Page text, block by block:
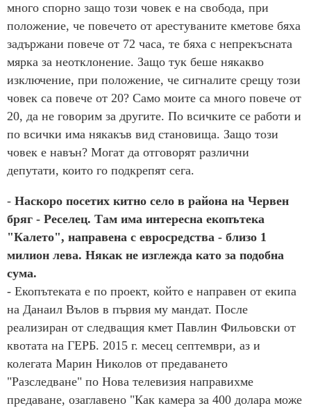
много спорно защо този човек е на свобода, при
положение, че повечето от арестуваните кметове бяха
задържани повече от 72 часа, те бяха с непрекъсната
мярка за неотклонение. Защо тук беше някакво
изключение, при положение, че сигналите срещу този
човек са повече от 20? Само моите са много повече от
20, да не говорим за другите. По всичките се работи и
по всички има някакъв вид становища. Защо този
човек е навън? Могат да отговорят различни
депутати, които го подкрепят сега.
- Наскоро посетих китно село в района на Червен
бряг - Реселец. Там има интересна екопътека
"Калето", направена с евросредства - близо 1
милион лева. Някак не изглежда като за подобна
сума.
- Екопътеката е по проект, който е направен от екипа
на Данаил Вълов в първия му мандат. После
реализиран от следващия кмет Павлин Фильовски от
квотата на ГЕРБ. 2015 г. месец септември, аз и
колегата Марин Николов от предаването
"Разследване" по Нова телевизия направихме
предаване, озаглавено "Как камера за 400 долара може